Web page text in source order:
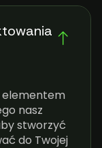
elementem
nasz
stworzyć
do Twojej